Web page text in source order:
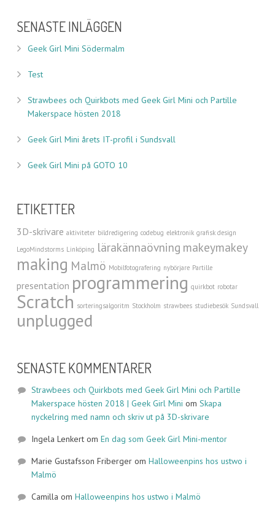
SENASTE INLÄGGEN
Geek Girl Mini Södermalm
Test
Strawbees och Quirkbots med Geek Girl Mini och Partille
Makerspace hösten 2018
Geek Girl Mini årets IT-profil i Sundsvall
Geek Girl Mini på GOTO 10
ETIKETTER
3D-skrivare aktiviteter bildredigering codebug elektronik grafisk design
LegoMindstorms Linköping lärakännaövning makeymakey
making Malmö Mobilfotografering nybörjare Partille
presentation programmering quirkbot robotar
Scratch sorteringsalgoritm Stockholm strawbees studiebesök Sundsvall
unplugged
SENASTE KOMMENTARER
Strawbees och Quirkbots med Geek Girl Mini och Partille
Makerspace hösten 2018 | Geek Girl Mini om Skapa
nyckelring med namn och skriv ut på 3D-skrivare
Ingela Lenkertom En dag som Geek Girl Mini-mentor
Marie Gustafsson Fribergerom Halloweenpins hos ustwo i
Malmö
Camilla om Halloweenpins hos ustwo i Malmö